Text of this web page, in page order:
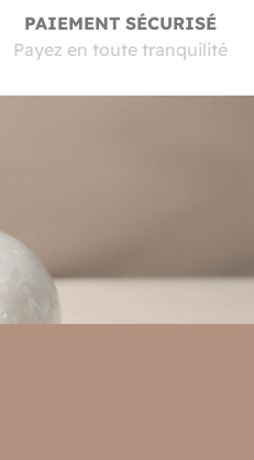
PAIEMENT SÉCURISÉ
Payez en toute tranquilité